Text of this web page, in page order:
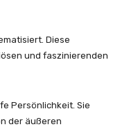
Diese
und faszinierenden
Persönlichkeit. Sie
der äußeren